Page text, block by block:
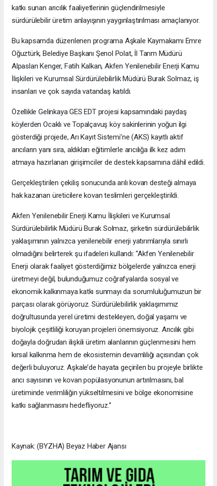
katkı sunan arıcılık faaliyetlerinin güçlendirilmesiyle
sürdürülebilir üretim anlayışının yaygınlaştırılması amaçlanıyor.
Bu kapsamda düzenlenen programa Aşkale Kaymakamı Emre
Oğuztürk, Belediye Başkanı Şenol Polat, İl Tarım Müdürü
Alpaslan Kenger, Fatih Kalkan, Akfen Yenilenebilir Enerji Kamu
İlişkileri ve Kurumsal Sürdürülebilirlik Müdürü Burak Solmaz, iş
insanları ve çok sayıda vatandaş katıldı.
Özellikle Gelinkaya GES EDT projesi kapsamındaki paydaş
köylerden Ocaklı ve Topalçavuş köy sakinlerinin yoğun ilgi
gösterdiği projede, Arı Kayıt Sistemi’ne (AKS) kayıtlı aktif
arıcıların yanı sıra, aldıkları eğitimlerle arıcılığa ilk kez adım
atmaya hazırlanan girişimciler de destek kapsamına dâhil edildi.
Gerçekleştirilen çekiliş sonucunda arılı kovan desteği almaya
hak kazanan üreticilere kovan teslimleri gerçekleştirildi.
Akfen Yenilenebilir Enerji Kamu İlişkileri ve Kurumsal
Sürdürülebilirlik Müdürü Burak Solmaz, şirketin sürdürülebilirlik
yaklaşımının yalnızca yenilenebilir enerji yatırımlarıyla sınırlı
olmadığını belirterek şu ifadeleri kullandı: “Akfen Yenilenebilir
Enerji olarak faaliyet gösterdiğimiz bölgelerde yalnızca enerji
üretmeyi değil, bulunduğumuz coğrafyalarda sosyal ve
ekonomik kalkınmaya katkı sunmayı da sorumluluğumuzun bir
parçası olarak görüyoruz. Sürdürülebilirlik yaklaşımımız
doğrultusunda yerel üretimi destekleyen, doğal yaşamı ve
biyolojik çeşitliliği koruyan projeleri önemsiyoruz. Arıcılık gibi
doğayla doğrudan ilişkili üretim alanlarının güçlenmesini hem
kırsal kalkınma hem de ekosistemin devamlılığı açısından çok
değerli buluyoruz. Aşkale’de hayata geçirilen bu projeyle birlikte
arıcı sayısının ve kovan popülasyonunun artırılmasını, bal
üretiminde verimliliğin yükseltilmesini ve bölge ekonomisine
katkı sağlanmasını hedefliyoruz.”
Kaynak: (BYZHA) Beyaz Haber Ajansı